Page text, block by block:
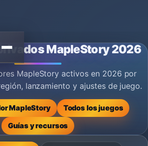
MapleStory 2026
MapleStory activos en 2026 por
lanzamiento y ajustes de juego.
MapleStory
Todos los juegos
Guías y recursos